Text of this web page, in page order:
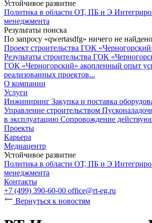
Устойчивое развитие
Политика в области ОТ, ПБ и Э
менеджмента
Результаты поиска
По запросу «qwertasdfg» ничего не найдено
Проект строительства ГОК
Результаты строительства ГОК
ГОК «Черногорский» акопленный опыт
реализованных проектов...
О компании
Услуги
Инжиниринг Закупка и поставка
Управление строительством
в эксплуатацию Сопровождение
Проекты
Карьера
Медиацентр
Устойчивое развитие
Политика в области ОТ, ПБ и Э
менеджмента
Контакты
+7 (499) 390-60-00 office@rt-eg.ru
Вернуться к новостям